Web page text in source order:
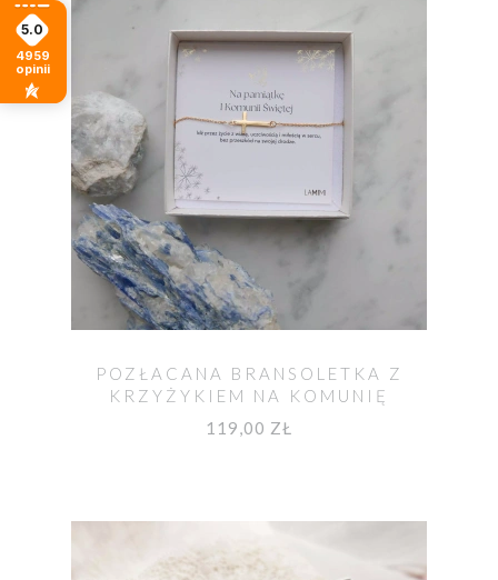
POZŁACANA BRANSOLETKA Z
KRZYŻYKIEM NA KOMUNIĘ
119,00 ZŁ
5.0
4959
opinii